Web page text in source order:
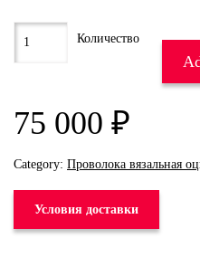
75 000 ₽
Category: Проволока вязальная
Условия доставки